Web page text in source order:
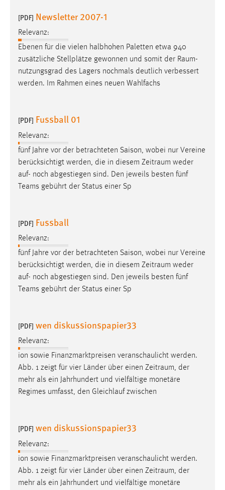
[PDF] Newsletter 2007-1
Relevanz:
Ebenen für die vielen halbhohen Paletten etwa 940
zusätzliche Stellplätze gewonnen und somit der Raum-
nutzungsgrad des Lagers nochmals deutlich verbessert
werden. Im Rahmen eines neuen Wahlfachs
[PDF] Fussball 01
Relevanz:
fünf Jahre vor der betrachteten Saison, wobei nur Vereine
berücksichtigt werden, die in diesem Zeitraum weder
auf- noch abgestiegen sind. Den jeweils besten fünf
Teams gebührt der Status einer Sp
[PDF] Fussball
Relevanz:
fünf Jahre vor der betrachteten Saison, wobei nur Vereine
berücksichtigt werden, die in diesem Zeitraum weder
auf- noch abgestiegen sind. Den jeweils besten fünf
Teams gebührt der Status einer Sp
[PDF] wen diskussionspapier33
Relevanz:
ion sowie Finanzmarktpreisen veranschaulicht werden.
Abb. 1 zeigt für vier Länder über einen Zeitraum, der
mehr als ein Jahrhundert und vielfältige monetäre
Regimes umfasst, den Gleichlauf zwischen
[PDF] wen diskussionspapier33
Relevanz:
ion sowie Finanzmarktpreisen veranschaulicht werden.
Abb. 1 zeigt für vier Länder über einen Zeitraum, der
mehr als ein Jahrhundert und vielfältige monetäre
Um Inhalte von Videoplattformen und Social Media
Plattformen anzeigen zu können, werden von diesen
externen Medien Cookies gesetzt.
YouTube